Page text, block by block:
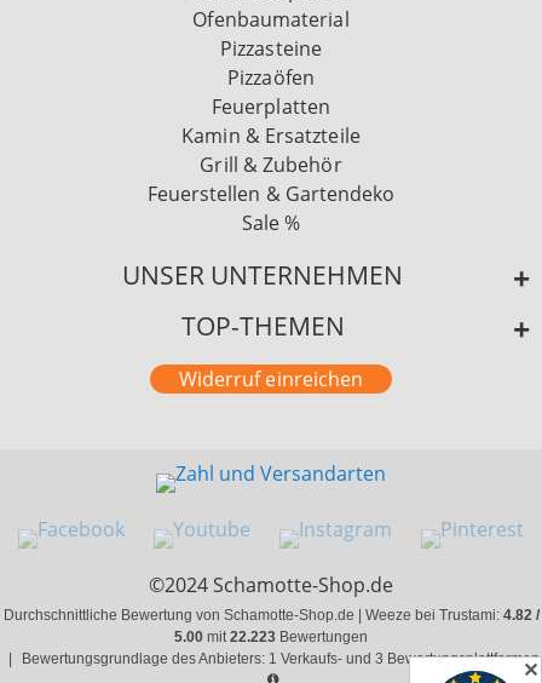
Ofenbaumaterial
Pizzasteine
Pizzaöfen
Feuerplatten
Kamin & Ersatzteile
Grill & Zubehör
Feuerstellen & Gartendeko
Sale %
UNSER UNTERNEHMEN
TOP-THEMEN
Widerruf einreichen
©2024 Schamotte-Shop.de
Durchschnittliche Bewertung von Schamotte-Shop.de | Weeze bei Trustami: 4.82 /
5.00 mit22.223 Bewertungen
Bewertungsgrundlage des Anbieters: 1 Verkaufs- und 3 Bewertungsplattformen
✕